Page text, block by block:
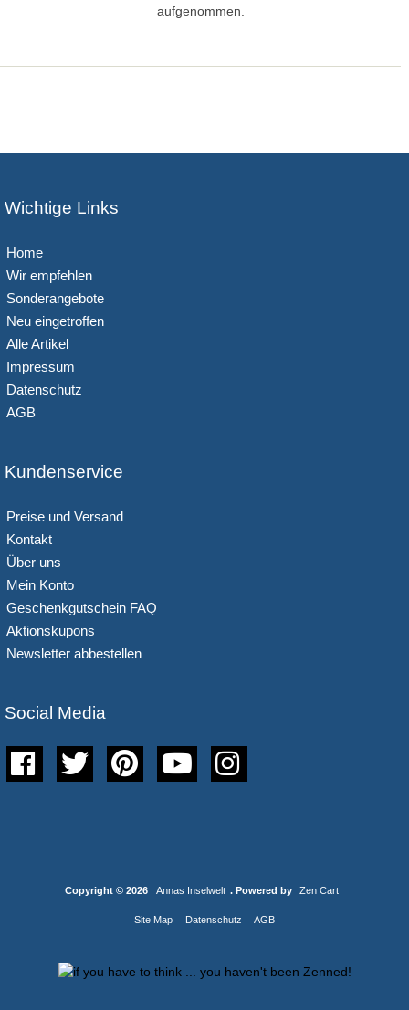
aufgenommen.
Wichtige Links
Home
Wir empfehlen
Sonderangebote
Neu eingetroffen
Alle Artikel
Impressum
Datenschutz
AGB
Kundenservice
Preise und Versand
Kontakt
Über uns
Mein Konto
Geschenkgutschein FAQ
Aktionskupons
Newsletter abbestellen
Social Media
Copyright © 2026 Annas Inselwelt . Powered by Zen Cart
Site Map Datenschutz AGB